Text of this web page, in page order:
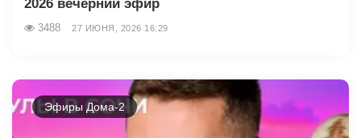
2026 вечерний эфир
3488 27 ИЮНЯ, 2026 16:29
Эфиры Дома-2